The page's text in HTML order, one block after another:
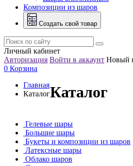
Композиции из шаров
Создать свой товар
Личный кабинет
Авторизация Войти в аккаунт Новый
0 Корзина
Главная
КаталогКаталог
Гелевые шары
Большие шары
Букеты и композиции из шаров
Латексные шары
Облако шаров